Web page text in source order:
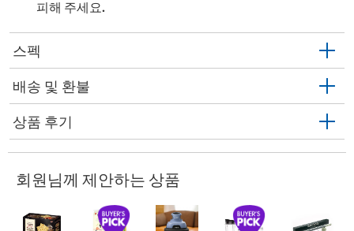
피해 주세요.
스펙
배송 및 환불
상품 후기
회원님께 제안하는 상품